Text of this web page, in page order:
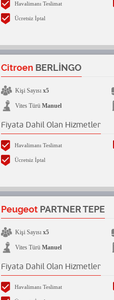
Havalimanı Teslimat
Ücretsiz İptal
Citroen BERLİNGO
Kişi Sayısı x5
Vites Türü Manuel
Fiyata Dahil Olan Hizmetler
Havalimanı Teslimat
Ücretsiz İptal
Peugeot PARTNER TEPE
Kişi Sayısı x5
Vites Türü Manuel
Fiyata Dahil Olan Hizmetler
Havalimanı Teslimat